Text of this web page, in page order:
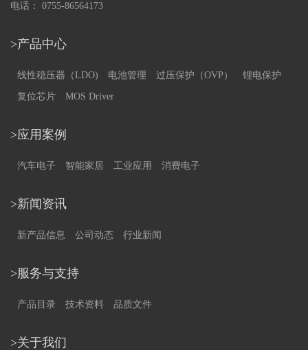
电话： 0755-86564173
>产品中心
线性稳压器（LDO) 电池管理 过压保护（OVP） 锂电保护
复位芯片 MOS Driver
>应用案例
汽车电子 智能家居 工业应用 消费电子
>新闻资讯
新产品信息 公司动态 行业新闻
>服务与支持
产品目录 技术资料 品质文件
>关于我们